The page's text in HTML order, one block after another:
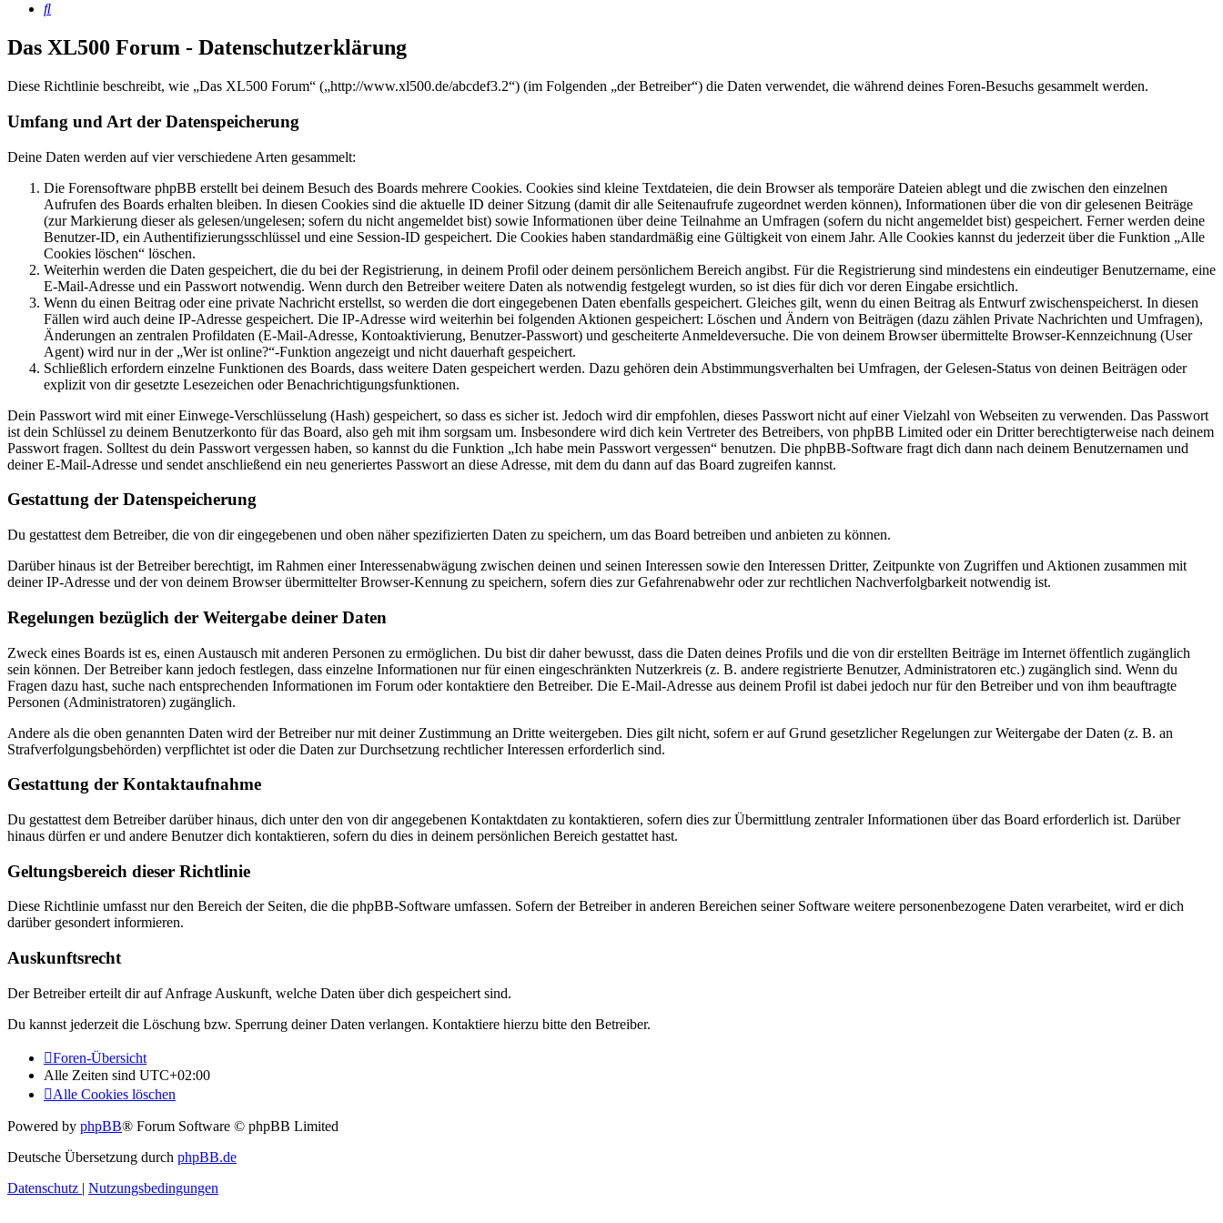
Suche
Das XL500 Forum - Datenschutzerklärung
Diese Richtlinie beschreibt, wie „Das XL500 Forum“ („http://www.xl500.de/abcdef3.2“) (im Folgenden „der Betreiber“) die Daten verwendet, die während deines Foren-Besuchs gesammelt werden.
Umfang und Art der Datenspeicherung
Deine Daten werden auf vier verschiedene Arten gesammelt:
Die Forensoftware phpBB erstellt bei deinem Besuch des Boards mehrere Cookies. Cookies sind kleine Textdateien, die dein Browser als temporäre Dateien ablegt und die zwischen den einzelnen
Aufrufen des Boards erhalten bleiben. In diesen Cookies sind die aktuelle ID deiner Sitzung (damit dir alle Seitenaufrufe zugeordnet werden können), Informationen über die von dir gelesenen Beiträge
(zur Markierung dieser als gelesen/ungelesen; sofern du nicht angemeldet bist) sowie Informationen über deine Teilnahme an Umfragen (sofern du nicht angemeldet bist) gespeichert. Ferner werden deine
Benutzer-ID, ein Authentifizierungsschlüssel und eine Session-ID gespeichert. Die Cookies haben standardmäßig eine Gültigkeit von einem Jahr. Alle Cookies kannst du jederzeit über die Funktion „Alle
Cookies löschen“ löschen.
Weiterhin werden die Daten gespeichert, die du bei der Registrierung, in deinem Profil oder deinem persönlichem Bereich angibst. Für die Registrierung sind mindestens ein eindeutiger Benutzername, eine
E-Mail-Adresse und ein Passwort notwendig. Wenn durch den Betreiber weitere Daten als notwendig festgelegt wurden, so ist dies für dich vor deren Eingabe ersichtlich.
Wenn du einen Beitrag oder eine private Nachricht erstellst, so werden die dort eingegebenen Daten ebenfalls gespeichert. Gleiches gilt, wenn du einen Beitrag als Entwurf zwischenspeicherst. In diesen
Fällen wird auch deine IP-Adresse gespeichert. Die IP-Adresse wird weiterhin bei folgenden Aktionen gespeichert: Löschen und Ändern von Beiträgen (dazu zählen Private Nachrichten und Umfragen),
Änderungen an zentralen Profildaten (E-Mail-Adresse, Kontoaktivierung, Benutzer-Passwort) und gescheiterte Anmeldeversuche. Die von deinem Browser übermittelte Browser-Kennzeichnung (User
Agent) wird nur in der „Wer ist online?“-Funktion angezeigt und nicht dauerhaft gespeichert.
Schließlich erfordern einzelne Funktionen des Boards, dass weitere Daten gespeichert werden. Dazu gehören dein Abstimmungsverhalten bei Umfragen, der Gelesen-Status von deinen Beiträgen oder
explizit von dir gesetzte Lesezeichen oder Benachrichtigungsfunktionen.
Dein Passwort wird mit einer Einwege-Verschlüsselung (Hash) gespeichert, so dass es sicher ist. Jedoch wird dir empfohlen, dieses Passwort nicht auf einer Vielzahl von Webseiten zu verwenden. Das Passwort
ist dein Schlüssel zu deinem Benutzerkonto für das Board, also geh mit ihm sorgsam um. Insbesondere wird dich kein Vertreter des Betreibers, von phpBB Limited oder ein Dritter berechtigterweise nach deinem
Passwort fragen. Solltest du dein Passwort vergessen haben, so kannst du die Funktion „Ich habe mein Passwort vergessen“ benutzen. Die phpBB-Software fragt dich dann nach deinem Benutzernamen und
deiner E-Mail-Adresse und sendet anschließend ein neu generiertes Passwort an diese Adresse, mit dem du dann auf das Board zugreifen kannst.
Gestattung der Datenspeicherung
Du gestattest dem Betreiber, die von dir eingegebenen und oben näher spezifizierten Daten zu speichern, um das Board betreiben und anbieten zu können.
Darüber hinaus ist der Betreiber berechtigt, im Rahmen einer Interessenabwägung zwischen deinen und seinen Interessen sowie den Interessen Dritter, Zeitpunkte von Zugriffen und Aktionen zusammen mit
deiner IP-Adresse und der von deinem Browser übermittelter Browser-Kennung zu speichern, sofern dies zur Gefahrenabwehr oder zur rechtlichen Nachverfolgbarkeit notwendig ist.
Regelungen bezüglich der Weitergabe deiner Daten
Zweck eines Boards ist es, einen Austausch mit anderen Personen zu ermöglichen. Du bist dir daher bewusst, dass die Daten deines Profils und die von dir erstellten Beiträge im Internet öffentlich zugänglich
sein können. Der Betreiber kann jedoch festlegen, dass einzelne Informationen nur für einen eingeschränkten Nutzerkreis (z. B. andere registrierte Benutzer, Administratoren etc.) zugänglich sind. Wenn du
Fragen dazu hast, suche nach entsprechenden Informationen im Forum oder kontaktiere den Betreiber. Die E-Mail-Adresse aus deinem Profil ist dabei jedoch nur für den Betreiber und von ihm beauftragte
Personen (Administratoren) zugänglich.
Andere als die oben genannten Daten wird der Betreiber nur mit deiner Zustimmung an Dritte weitergeben. Dies gilt nicht, sofern er auf Grund gesetzlicher Regelungen zur Weitergabe der Daten (z. B. an
Strafverfolgungsbehörden) verpflichtet ist oder die Daten zur Durchsetzung rechtlicher Interessen erforderlich sind.
Gestattung der Kontaktaufnahme
Du gestattest dem Betreiber darüber hinaus, dich unter den von dir angegebenen Kontaktdaten zu kontaktieren, sofern dies zur Übermittlung zentraler Informationen über das Board erforderlich ist. Darüber
hinaus dürfen er und andere Benutzer dich kontaktieren, sofern du dies in deinem persönlichen Bereich gestattet hast.
Geltungsbereich dieser Richtlinie
Diese Richtlinie umfasst nur den Bereich der Seiten, die die phpBB-Software umfassen. Sofern der Betreiber in anderen Bereichen seiner Software weitere personenbezogene Daten verarbeitet, wird er dich
darüber gesondert informieren.
Auskunftsrecht
Der Betreiber erteilt dir auf Anfrage Auskunft, welche Daten über dich gespeichert sind.
Du kannst jederzeit die Löschung bzw. Sperrung deiner Daten verlangen. Kontaktiere hierzu bitte den Betreiber.
Foren-Übersicht
Alle Zeiten sind UTC+02:00
Alle Cookies löschen
Powered by phpBB® Forum Software © phpBB Limited
Deutsche Übersetzung durch phpBB.de
Datenschutz | Nutzungsbedingungen